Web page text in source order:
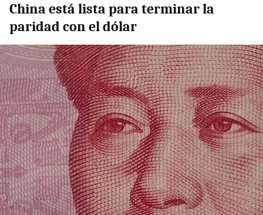
China está lista para terminar la
paridad con el dólar